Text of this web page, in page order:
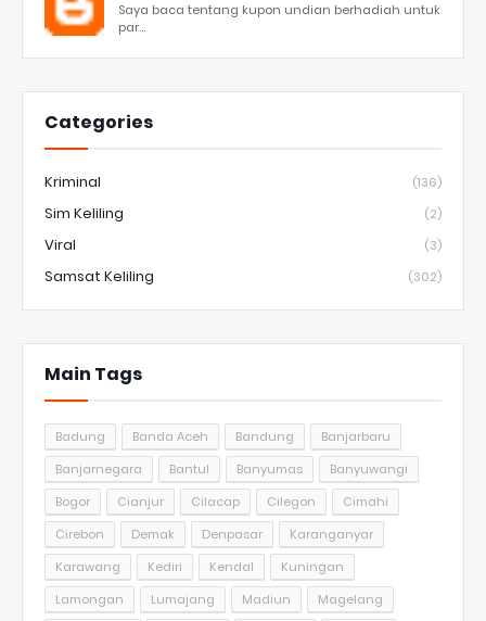
Saya baca tentang kupon undian berhadiah untuk
par...
Categories
Kriminal (136)
Sim Keliling (2)
Viral (3)
Samsat Keliling (302)
Main Tags
Badung Banda Aceh Bandung
Banjarbaru
Banjarnegara
Bantul Banyumas
Banyuwangi
Bogor
Cianjur Cilacap Cilegon
Cimahi
Cirebon
Demak Denpasar
Karanganyar
Karawang
Kediri Kendal
Kuningan
Lamongan
Lumajang Madiun
Magelang